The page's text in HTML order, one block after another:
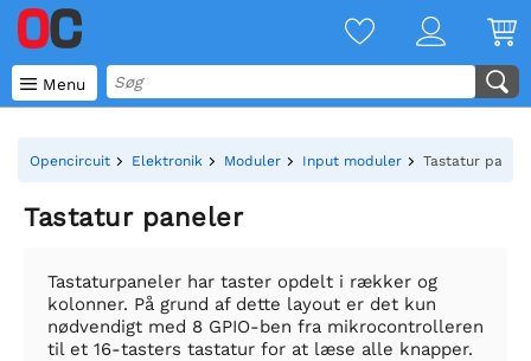
 Menu
Opencircuit Elektronik Moduler Input moduler Tastatur
Tastatur paneler
Tastaturpaneler har taster opdelt i rækker og
kolonner. På grund af dette layout er det kun
nødvendigt med 8 GPIO-ben fra mikrocontrolleren
til et 16-tasters tastatur for at læse alle knapper.